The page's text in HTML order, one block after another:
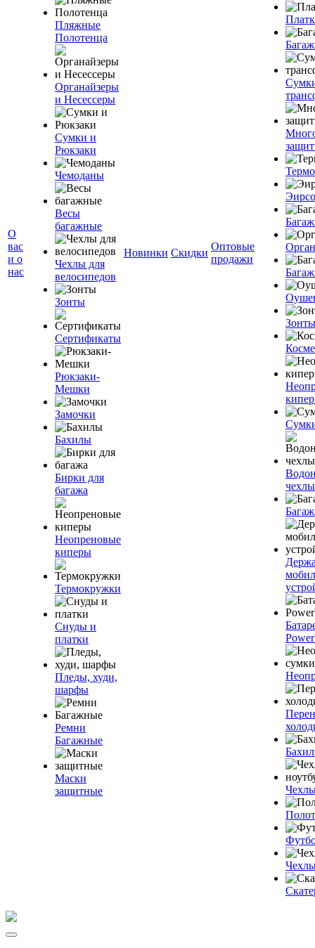
О
вас
и о
нас
Пляжные
Полотенца
Органайзеры
и Несессеры
Сумки и
Рюкзаки
Чемоданы
Весы
багажные
Чехлы для
велосипедов
Зонты
Сертификаты
Рюкзаки-
Мешки
Замочки
Бахилы
Бирки для
багажа
Неопреновые
киперы
Термокружки
Снуды и
платки
Пледы, худи,
шарфы
Ремни
Багажные
Маски
защитные
Новинки Скидки
Оптовые
продажи
Зонты